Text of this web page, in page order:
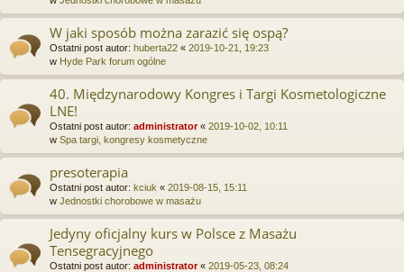
W jaki sposób można zarazić się ospą?
Ostatni post autor: huberta22 « 2019-10-21, 19:23
w Hyde Park forum ogólne
40. Międzynarodowy Kongres i Targi Kosmetologiczne
LNE!
Ostatni post autor: administrator« 2019-10-02, 10:11
w Spa targi, kongresy kosmetyczne
presoterapia
Ostatni post autor: kciuk « 2019-08-15, 15:11
w Jednostki chorobowe w masażu
Jedyny oficjalny kurs w Polsce z Masażu
Tensegracyjnego
Ostatni post autor: administrator« 2019-05-23, 08:24